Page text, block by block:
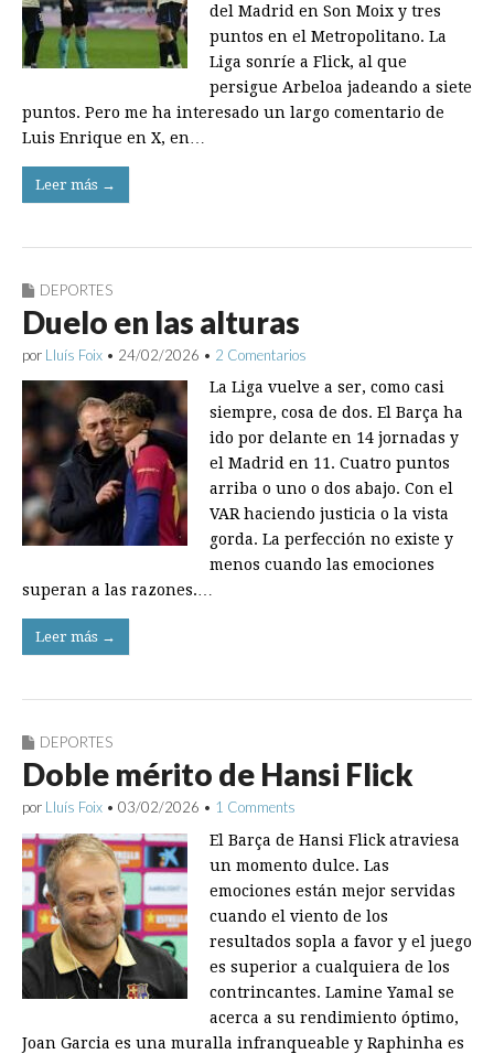
del Madrid en Son Moix y tres
puntos en el Metropolitano. La
Liga sonríe a Flick, al que
persigue Arbeloa jadeando a siete
puntos. Pero me ha interesado un largo comentario de
Luis Enrique en X, en…
Leer más →
DEPORTES
Duelo en las alturas
por Lluís Foix • 24/02/2026 • 2 Comentarios
La Liga vuelve a ser, como casi
siempre, cosa de dos. El Barça ha
ido por delante en 14 jornadas y
el Madrid en 11. Cuatro puntos
arriba o uno o dos abajo. Con el
VAR haciendo justicia o la vista
gorda. La perfección no existe y
menos cuando las emociones
superan a las razones.…
Leer más →
DEPORTES
Doble mérito de Hansi Flick
por Lluís Foix • 03/02/2026 • 1 Comments
El Barça de Hansi Flick atraviesa
un momento dulce. Las
emociones están mejor servidas
cuando el viento de los
resultados sopla a favor y el juego
es superior a cualquiera de los
contrincantes. Lamine Yamal se
acerca a su rendimiento óptimo,
Joan Garcia es una muralla infranqueable y Raphinha es